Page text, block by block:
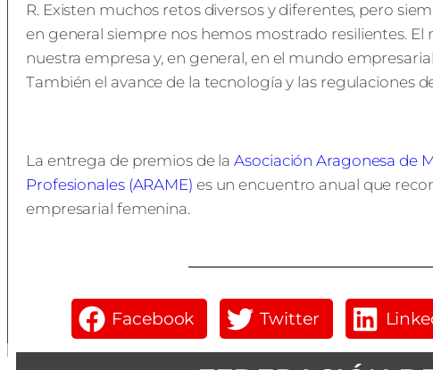
R. Existen muchos retos diversos y diferentes, pero
en general siempre nos hemos mostrado resilientes.
nuestra empresa y, en general, en el mundo
También el avance de la tecnología y las regulaciones
La entrega de premios de laAsociación Aragonesa de
Profesionales (ARAME) es un encuentro anual que
empresarial femenina.
Facebook Twitter